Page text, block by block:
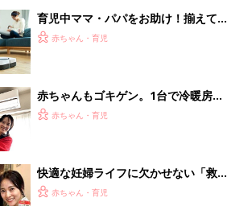
育児中ママ・パパをお助け！揃えてお
きたい家電5選
赤ちゃん・育児
赤ちゃんもゴキゲン。1台で冷暖房＋
「換気」が叶うエアコンの使い心地
赤ちゃん・育児
快適な妊婦ライフに欠かせない「救世
主家電ベスト3」を家電女優・奈津子
赤ちゃん・育児